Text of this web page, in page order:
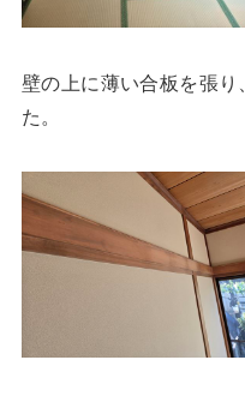
壁の上に薄い合板を張
た。